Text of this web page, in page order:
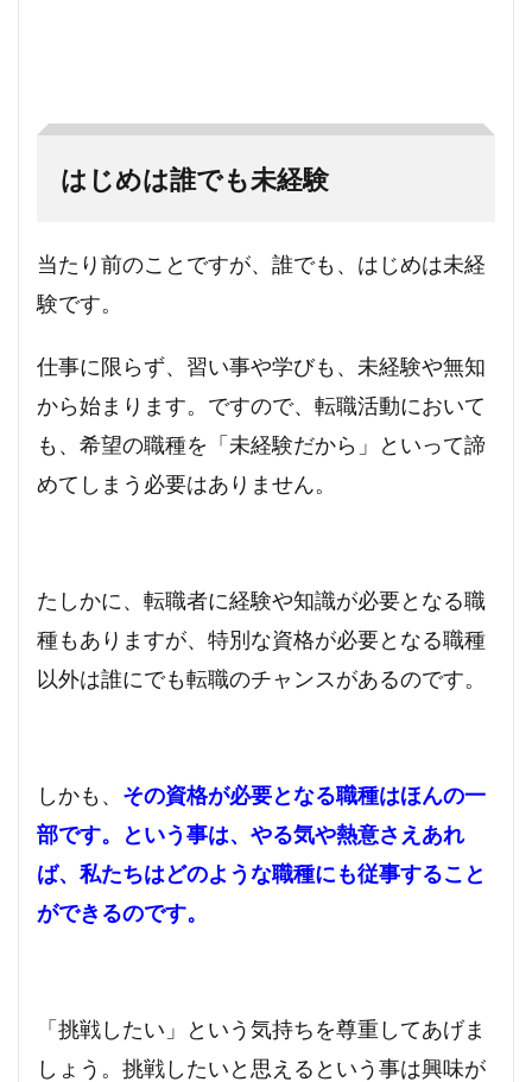
はじめは誰でも未経験
当たり前のことですが、誰でも、はじめは未経
験です。
仕事に限らず、習い事や学びも、未経験や無知
から始まります。ですので、転職活動において
も、希望の職種を「未経験だから」といって諦
めてしまう必要はありません。
たしかに、転職者に経験や知識が必要となる職
種もありますが、特別な資格が必要となる職種
以外は誰にでも転職のチャンスがあるのです。
しかも、 その資格が必要となる職種はほんの一
部です。という事は、やる気や熱意さえあれ
ば、私たちはどのような職種にも従事すること
ができるのです。
「挑戦したい」という気持ちを尊重してあげま
しょう。挑戦したいと思えるという事は興味が